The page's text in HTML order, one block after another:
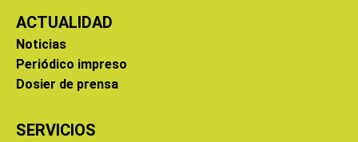
ACTUALIDAD
Noticias
Periódico impreso
Dosier de prensa
SERVICIOS